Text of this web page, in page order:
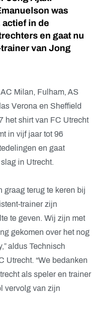
was
actief in de
en gaat nu
van Jong
Milan, Fulham, AS
Verona en Sheffield
het shirt van FC Utrecht
in vijf jaar tot 96
en gaat
in Utrecht.
graag terug te keren bij
trainer zijn
te geven. Wij zijn met
gekomen over het nog
aldus Technisch
Utrecht. “We bedanken
als speler en trainer
vervolg van zijn